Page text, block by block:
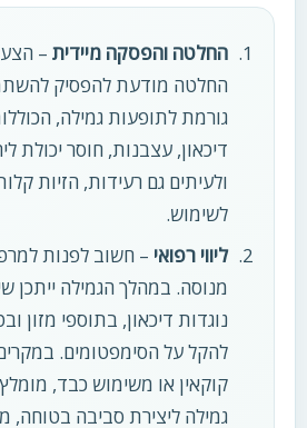
החלטה והפסקה מיידית –
החלטה מודעת להפסיק
גורמת לתופעות גמילה,
דיכאון, עצבנות, חוסר יכולת
ולעיתים גם רעידות, הזיות
לשימוש.
ליווי רפואי – חשוב לפנות
מנוסה. במהלך הגמילה ייתכן
נוגדות דיכאון, בתוספי מזון
להקל על הסימפטומים.
קוקאין או משימוש כבד,
גמילה ליצירת סביבה בטוחה,